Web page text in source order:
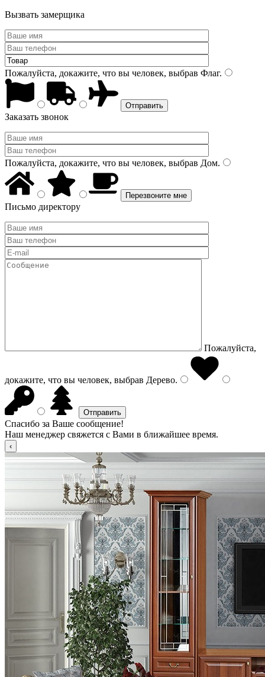
Вызвать замерщика
Пожалуйста, докажите, что вы человек, выбрав Флаг.
Заказать звонок
Пожалуйста, докажите, что вы человек, выбрав Дом.
Письмо директору
Пожалуйста,
докажите, что вы человек, выбрав Дерево.
Спасибо за Ваше сообщение!
Наш менеджер свяжется с Вами в ближайшее время.